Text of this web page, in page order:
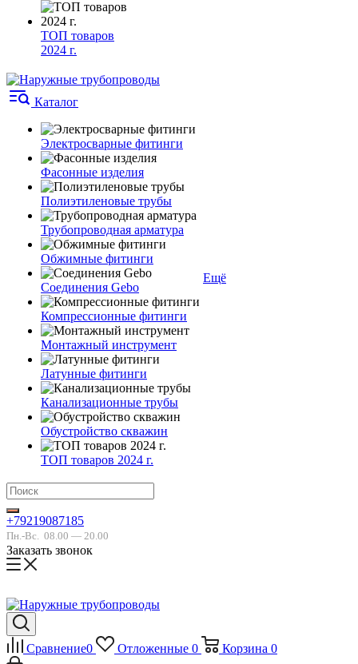
ТОП товаров
2024 г.
Каталог
Электросварные фитинги
Фасонные изделия
Полиэтиленовые трубы
Трубопроводная арматура
Обжимные фитинги
Соединения Gebo
Компрессионные фитинги
Монтажный инструмент
Латунные фитинги
Канализационные трубы
Обустройство скважин
ТОП товаров 2024 г.
Ещё
+79219087185
Пн.-Вс. 08.00 — 20.00
Заказать звонок
Сравнение0 Отложенные 0 Корзина 0